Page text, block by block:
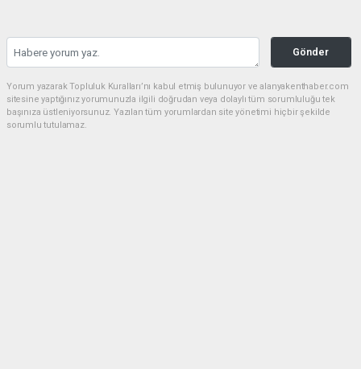
Gönder
Yorum yazarak Topluluk Kuralları’nı kabul etmiş bulunuyor ve alanyakenthaber.com
sitesine yaptığınız yorumunuzla ilgili doğrudan veya dolaylı tüm sorumluluğu tek
başınıza üstleniyorsunuz. Yazılan tüm yorumlardan site yönetimi hiçbir şekilde
sorumlu tutulamaz.